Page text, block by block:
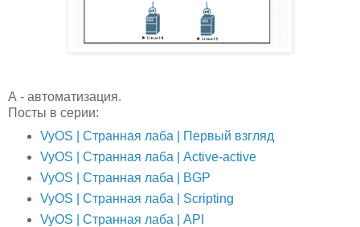
А - автоматизация.
Посты в серии:
VyOS | Странная лаба | Первый взгляд
VyOS | Странная лаба | Аctive-active
VyOS | Странная лаба | BGP
VyOS | Странная лаба | Scripting
VyOS | Странная лаба | API